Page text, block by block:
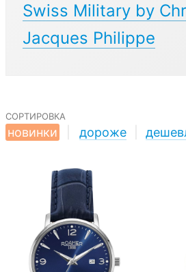
Swiss Military by
Jacques Philippe
сортировка
новинки
дороже